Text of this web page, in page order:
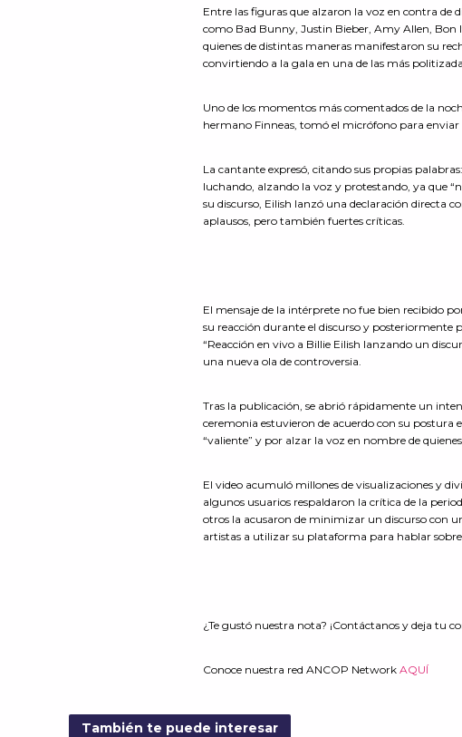
Entre las figuras que alzaron la voz en contra de
como Bad Bunny, Justin Bieber, Amy Allen, Bon
quienes de distintas maneras manifestaron su
convirtiendo a la gala en una de las más
Uno de los momentos más comentados de la
hermano Finneas, tomó el micrófono para
La cantante expresó, citando sus propias
luchando, alzando la voz y protestando, ya que
su discurso, Eilish lanzó una declaración directa
aplausos, pero también fuertes críticas.
El mensaje de la intérprete no fue bien recibido
su reacción durante el discurso y posteriormente
“Reacción en vivo a Billie Eilish lanzando un
una nueva ola de controversia.
Tras la publicación, se abrió rápidamente un
ceremonia estuvieron de acuerdo con su postura
“valiente” y por alzar la voz en nombre de
El video acumuló millones de visualizaciones y
algunos usuarios respaldaron la crítica de la
otros la acusaron de minimizar un discurso con
artistas a utilizar su plataforma para hablar
¿Te gustó nuestra nota? ¡Contáctanos y deja tu
Conoce nuestra red ANCOP NetworkAQUÍ
También te puede interesar